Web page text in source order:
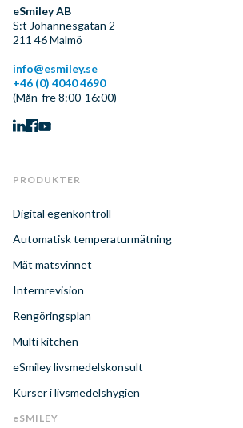
eSmiley AB
S:t Johannesgatan 2
211 46Malmö
info@esmiley.se
+46 (0) 4040 4690
(Mån-fre 8:00-16:00)
PRODUKTER
Digital egenkontroll
Automatisk temperaturmätning
Mät matsvinnet
Internrevision
Rengöringsplan
Multi kitchen
eSmiley livsmedelskonsult
Kurser i livsmedelshygien
eSMILEY